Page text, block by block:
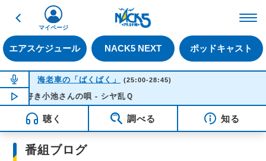
戻る
エアスケジュール NACK5 NEXT ポッドキャスト
マイページ
NOW ON AIR
海老車の「ばくばく」 (25:00-28:45)
NOW PLAYING 03:04
池さんの唄 - シヤ乱Ｑ
聴く 調べる 知る
番組ブログ